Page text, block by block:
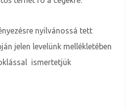
nyilvánossá tett
jelen levelünk mellékletében
ismertetjük